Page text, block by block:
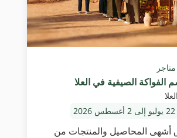
متاجر
الفواكة الصيفية في العلا
العلا
أشهى المحاصيل والمنتجات من